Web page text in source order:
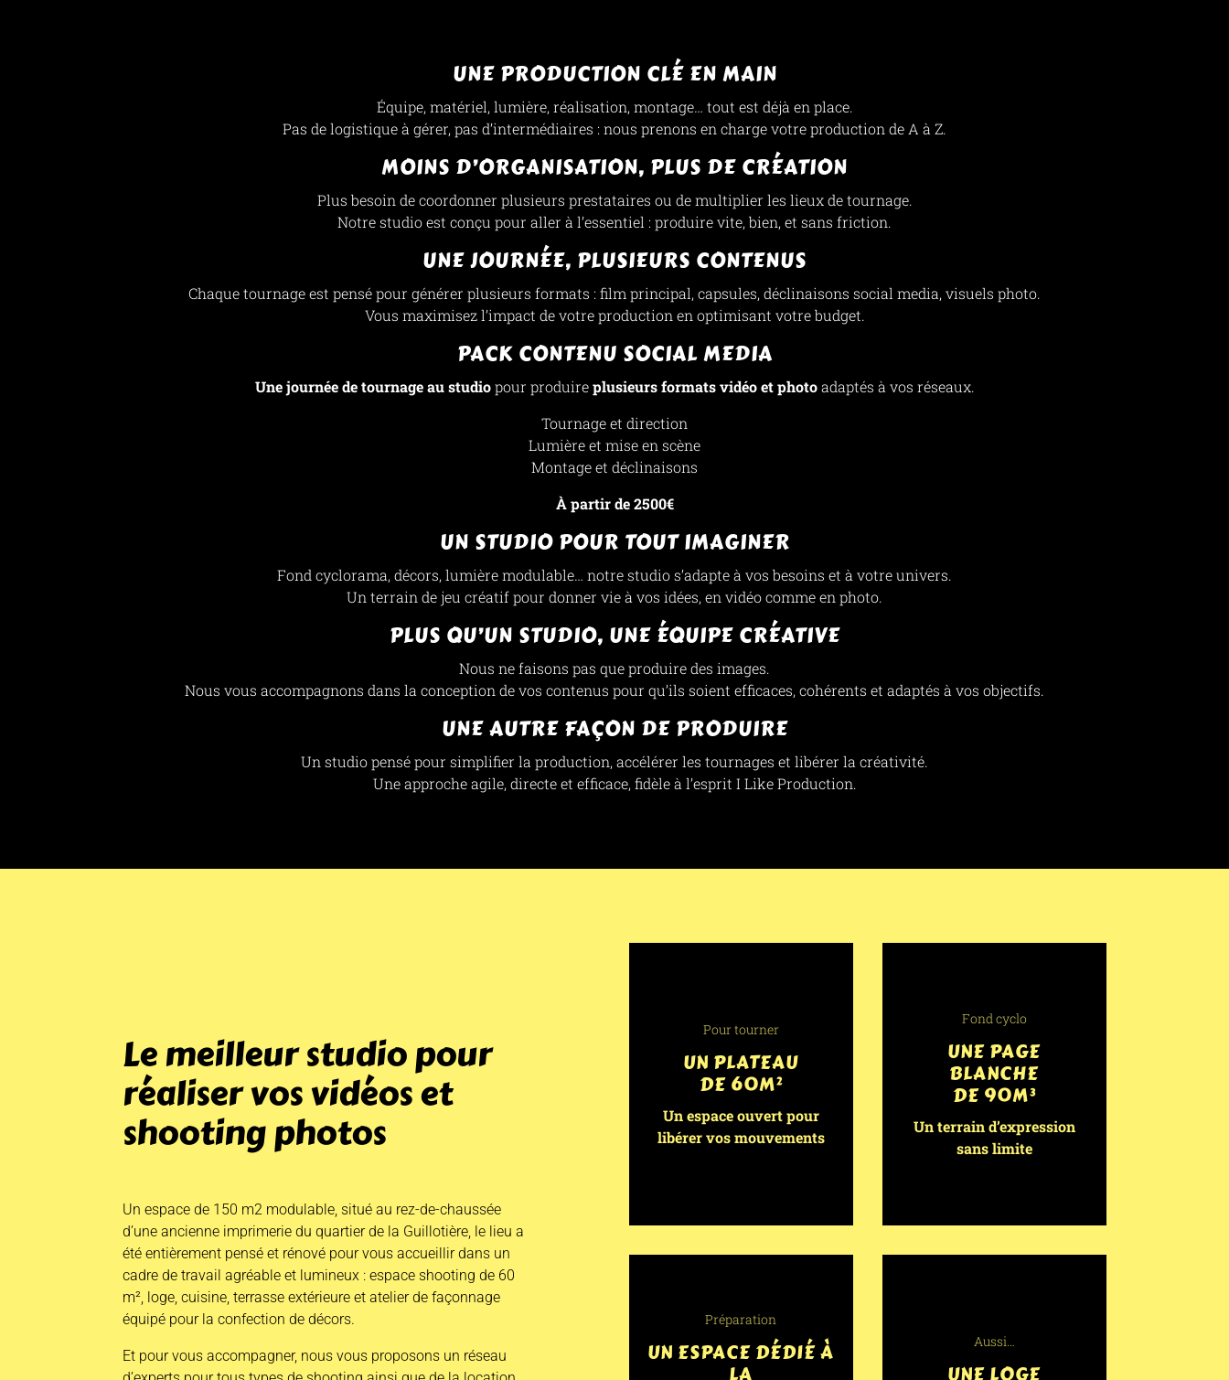
UNE PRODUCTION CLÉ EN MAIN
Équipe, matériel, lumière, réalisation, montage… tout est déjà en place.
Pas de logistique à gérer, pas d’intermédiaires : nous prenons en charge votre production de A à Z.
MOINS D’ORGANISATION, PLUS DE CRÉATION
Plus besoin de coordonner plusieurs prestataires ou de multiplier les lieux de tournage.
Notre studio est conçu pour aller à l’essentiel : produire vite, bien, et sans friction.
UNE JOURNÉE, PLUSIEURS CONTENUS
Chaque tournage est pensé pour générer plusieurs formats : film principal, capsules, déclinaisons social media, visuels photo.
Vous maximisez l’impact de votre production en optimisant votre budget.
PACK CONTENU SOCIAL MEDIA
Une journée de tournage au studiopour produireplusieurs formats vidéo et photoadaptés à vos réseaux.
Tournage et direction
Lumière et mise en scène
Montage et déclinaisons
À partir de 2500€
UN STUDIO POUR TOUT IMAGINER
Fond cyclorama, décors, lumière modulable… notre studio s’adapte à vos besoins et à votre univers.
Un terrain de jeu créatif pour donner vie à vos idées, en vidéo comme en photo.
PLUS QU’UN STUDIO, UNE ÉQUIPE CRÉATIVE
Nous ne faisons pas que produire des images.
Nous vous accompagnons dans la conception de vos contenus pour qu’ils soient efficaces, cohérents et adaptés à vos objectifs.
UNE AUTRE FAÇON DE PRODUIRE
Un studio pensé pour simplifier la production, accélérer les tournages et libérer la créativité.
Une approche agile, directe et efficace, fidèle à l’esprit I Like Production.
Le meilleur studio pour
réaliser vos vidéos et
shooting photos
Un espace de 150 m2 modulable, situé au rez-de-chaussée
d’une ancienne imprimerie du quartier de la Guillotière, le lieu a
été entièrement pensé et rénové pour vous accueillir dans un
cadre de travail agréable et lumineux : espace shooting de 60
m², loge, cuisine, terrasse extérieure et atelier de façonnage
équipé pour la confection de décors.
Et pour vous accompagner, nous vous proposons un réseau
Pour tourner
UN PLATEAU
DE 60M²
Un espace ouvert pour
libérer vos mouvements
Préparation
UN ESPACE DÉDIÉ À
LA
Fond cyclo
UNE PAGE
BLANCHE
DE 90M³
Un terrain d’expression
sans limite
Aussi…
UNE LOGE